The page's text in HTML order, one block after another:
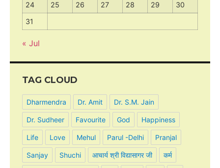
24
25 26 27 28 29
30
31
« Jul
TAG CLOUD
Dharmendra Dr. Amit Dr. S.M. Jain
Dr. Sudheer Favourite God Happiness
Life Love Mehul Parul -Delhi Pranjal
Sanjay Shuchi आचार्य श्री विद्यासागर जी कर्म